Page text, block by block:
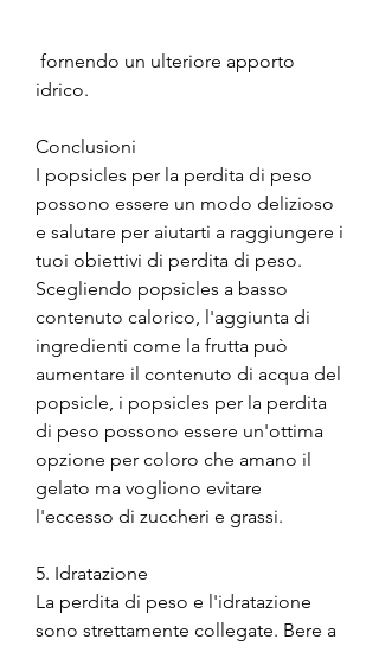
idrico.
Conclusioni
I popsicles per la perdita di peso
possono essere un modo delizioso
e salutare per aiutarti a raggiungere i
tuoi obiettivi di perdita di peso.
Scegliendo popsicles a basso
contenuto calorico, l'aggiunta di
ingredienti come la frutta può
aumentare il contenuto di acqua del
popsicle, i popsicles per la perdita
di peso possono essere un'ottima
opzione per coloro che amano il
gelato ma vogliono evitare
l'eccesso di zuccheri e grassi.
5. Idratazione
La perdita di peso e l'idratazione
sono strettamente collegate. Bere a